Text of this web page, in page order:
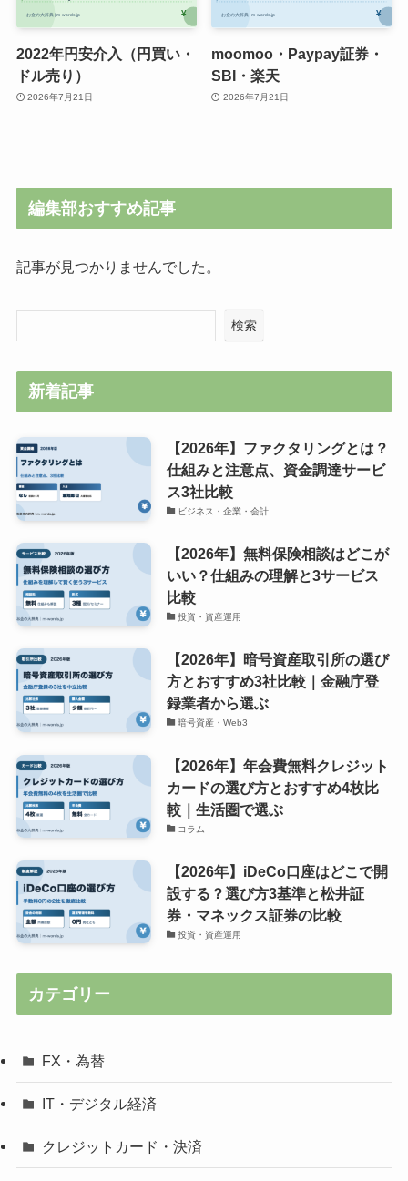
2022年円安介入（円買い・
ドル売り）
2026年7月21日
moomoo・Paypay証券・
SBI・楽天
2026年7月21日
編集部おすすめ記事
記事が見つかりませんでした。
検索
新着記事
【2026年】ファクタリングとは？
仕組みと注意点、資金調達サービ
ス3社比較
ビジネス・企業・会計
【2026年】無料保険相談はどこが
いい？仕組みの理解と3サービス
比較
投資・資産運用
【2026年】暗号資産取引所の選び
方とおすすめ3社比較｜金融庁登
録業者から選ぶ
暗号資産・Web3
【2026年】年会費無料クレジット
カードの選び方とおすすめ4枚比
較｜生活圏で選ぶ
コラム
【2026年】iDeCo口座はどこで開
設する？選び方3基準と松井証
券・マネックス証券の比較
投資・資産運用
カテゴリー
FX・為替
IT・デジタル経済
クレジットカード・決済